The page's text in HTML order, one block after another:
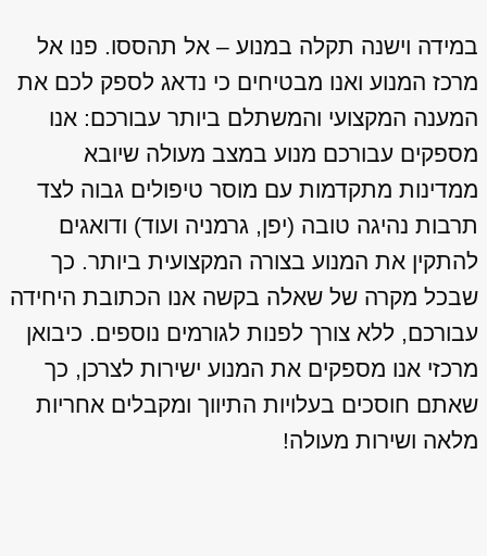
במידה וישנה תקלה במנוע – אל תהססו. פנו אל
מרכז המנוע ואנו מבטיחים כי נדאג לספק לכם את
המענה המקצועי והמשתלם ביותר עבורכם: אנו
מספקים עבורכם מנוע במצב מעולה שיובא
ממדינות מתקדמות עם מוסר טיפולים גבוה לצד
תרבות נהיגה טובה (יפן, גרמניה ועוד) ודואגים
להתקין את המנוע בצורה המקצועית ביותר. כך
שבכל מקרה של שאלה בקשה אנו הכתובת היחידה
עבורכם, ללא צורך לפנות לגורמים נוספים. כיבואן
מרכזי אנו מספקים את המנוע ישירות לצרכן, כך
שאתם חוסכים בעלויות התיווך ומקבלים אחריות
מלאה ושירות מעולה!